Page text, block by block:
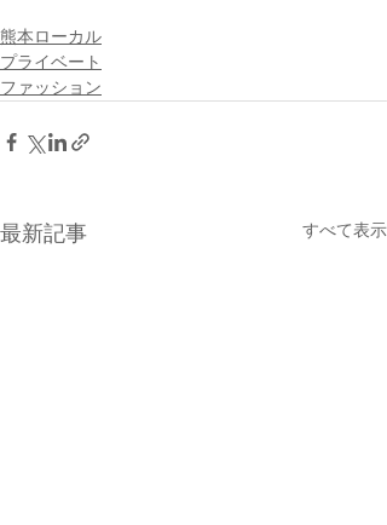
熊本ローカル
プライベート
ファッション
最新記事 すべて表示